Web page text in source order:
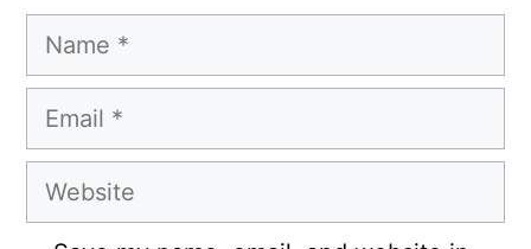
Name
Email
Website